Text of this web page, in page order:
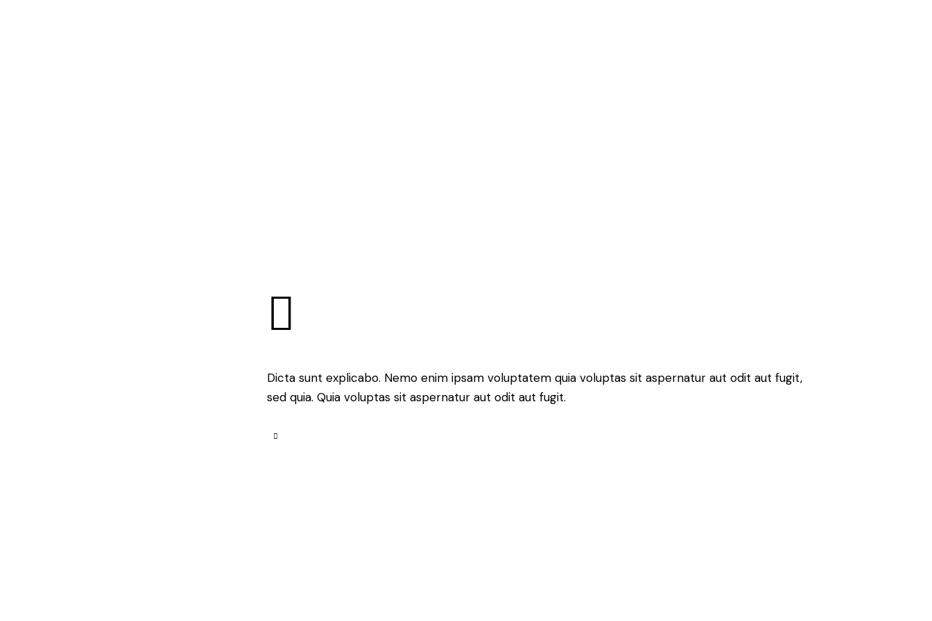
Dicta sunt explicabo. Nemo enim ipsam voluptatem quia voluptas sit aspernatur aut odit aut fugit,
sed quia. Quia voluptas sit aspernatur aut odit aut fugit.